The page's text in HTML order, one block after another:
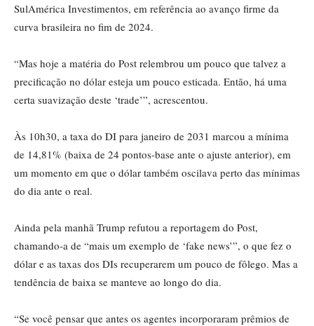
SulAmérica Investimentos, em referência ao avanço firme da
curva brasileira no fim de 2024.
“Mas hoje a matéria do Post relembrou um pouco que talvez a
precificação no dólar esteja um pouco esticada. Então, há uma
certa suavização deste ‘trade’”, acrescentou.
Às 10h30, a taxa do DI para janeiro de 2031 marcou a mínima
de 14,81% (baixa de 24 pontos-base ante o ajuste anterior), em
um momento em que o dólar também oscilava perto das mínimas
do dia ante o real.
Ainda pela manhã Trump refutou a reportagem do Post,
chamando-a de “mais um exemplo de ‘fake news’”, o que fez o
dólar e as taxas dos DIs recuperarem um pouco de fôlego. Mas a
tendência de baixa se manteve ao longo do dia.
“Se você pensar que antes os agentes incorporaram prêmios de